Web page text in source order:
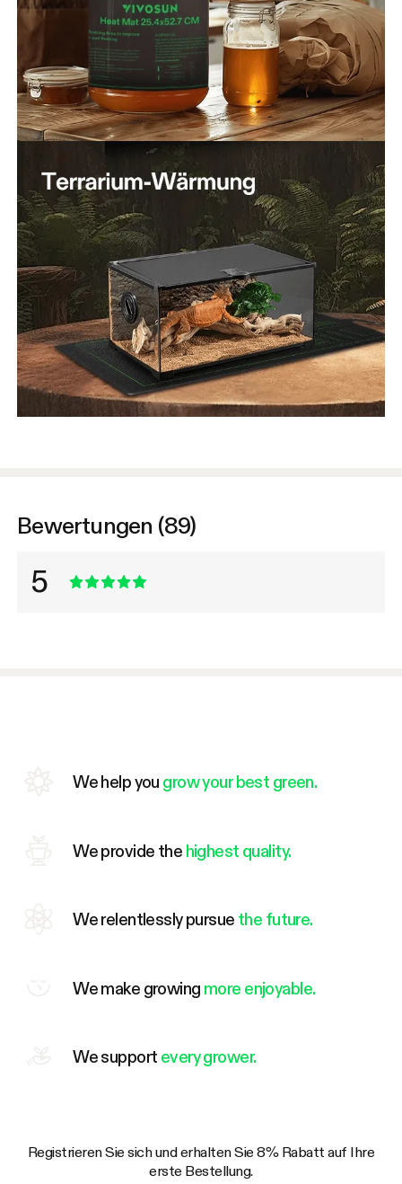
Bewertungen (89)
5
We help you grow your best green.
We provide the highest quality.
We relentlessly pursue the future.
We make growing more enjoyable.
We support every grower.
Registrieren Sie sich und erhalten Sie 8% Rabatt auf Ihre
erste Bestellung.